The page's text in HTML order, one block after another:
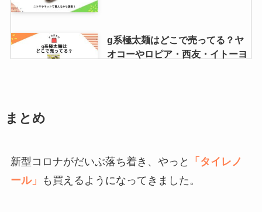
g系極太麺はどこで売ってる？ヤ
オコーやロピア・西友・イトーヨ
まとめ
新型コロナがだいぶ落ち着き、やっと
「タイレノ
ール」
も買えるようになってきました。